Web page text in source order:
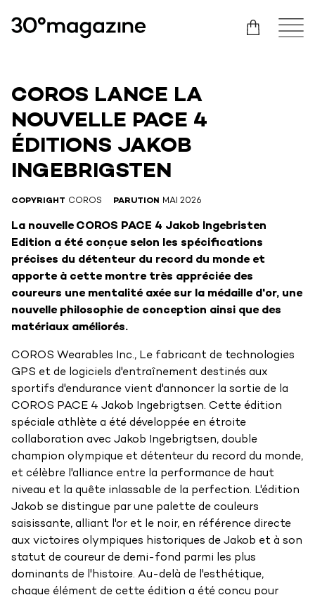
COROS LANCE LA
NOUVELLE PACE 4
ÉDITIONS JAKOB
INGEBRIGSTEN
COPYRIGHT COROS PARUTION MAI 2026
La nouvelle COROS PACE 4 Jakob Ingebristen
Edition a été conçue selon les spécifications
précises du détenteur du record du monde et
apporte à cette montre très appréciée des
coureurs une mentalité axée sur la médaille d'or, une
nouvelle philosophie de conception ainsi que des
matériaux améliorés.
COROS Wearables Inc., Le fabricant de technologies
GPS et de logiciels d'entraînement destinés aux
sportifs d'endurance vient d'annoncer la sortie de la
COROS PACE 4 Jakob Ingebrigtsen. Cette édition
spéciale athlète a été développée en étroite
collaboration avec Jakob Ingebrigtsen, double
champion olympique et détenteur du record du monde,
et célèbre l'alliance entre la performance de haut
niveau et la quête inlassable de la perfection. L'édition
Jakob se distingue par une palette de couleurs
saisissante, alliant l'or et le noir, en référence directe
aux victoires olympiques historiques de Jakob et à son
statut de coureur de demi-fond parmi les plus
dominants de l'histoire. Au-delà de l'esthétique,
chaque élément de cette édition a été conçu pour